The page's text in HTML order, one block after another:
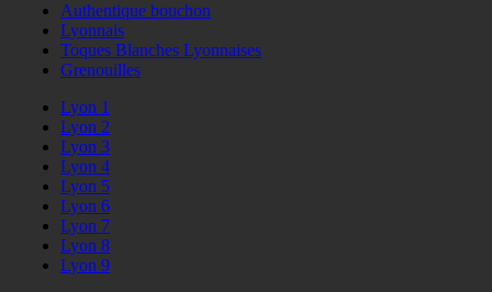
Authentique bouchon
Lyonnais
Toques Blanches Lyonnaises
Grenouilles
Lyon 1
Lyon 2
Lyon 3
Lyon 4
Lyon 5
Lyon 6
Lyon 7
Lyon 8
Lyon 9